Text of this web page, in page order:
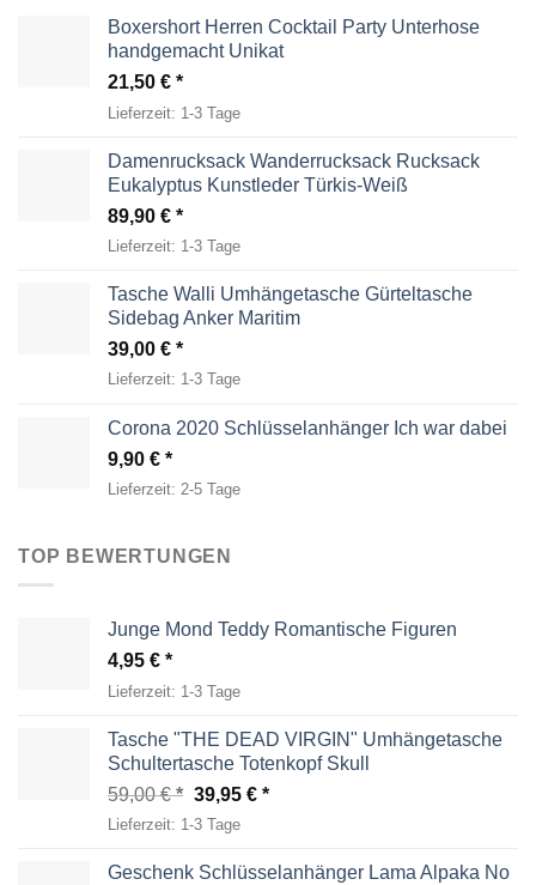
Boxershort Herren Cocktail Party Unterhose
handgemacht Unikat
21,50 €
Lieferzeit: 1-3 Tage
Damenrucksack Wanderrucksack Rucksack
Eukalyptus Kunstleder Türkis-Weiß
89,90 €
Lieferzeit: 1-3 Tage
Tasche Walli Umhängetasche Gürteltasche
Sidebag Anker Maritim
39,00 €
Lieferzeit: 1-3 Tage
Corona 2020 Schlüsselanhänger Ich war dabei
9,90 €
Lieferzeit: 2-5 Tage
TOP BEWERTUNGEN
Junge Mond Teddy Romantische Figuren
4,95 €
Lieferzeit: 1-3 Tage
Tasche "THE DEAD VIRGIN" Umhängetasche
Schultertasche Totenkopf Skull
59,00€
Ursprünglicher
Preis
59,00 €
39,95 € Aktueller
39,95 €.
Lieferzeit: 1-3 Tage
Geschenk Schlüsselanhänger Lama Alpaka No